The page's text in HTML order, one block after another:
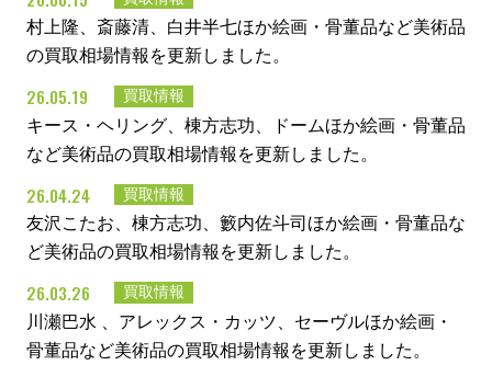
村上隆、斎藤清、白井半七ほか絵画・骨董品など美術品
の買取相場情報を更新しました。
26.05.19 買取情報
キース・ヘリング、棟方志功、ドームほか絵画・骨董品
など美術品の買取相場情報を更新しました。
26.04.24 買取情報
友沢こたお、棟方志功、籔内佐斗司ほか絵画・骨董品な
ど美術品の買取相場情報を更新しました。
26.03.26 買取情報
川瀬巴水 、アレックス・カッツ、セーヴルほか絵画・
骨董品など美術品の買取相場情報を更新しました。